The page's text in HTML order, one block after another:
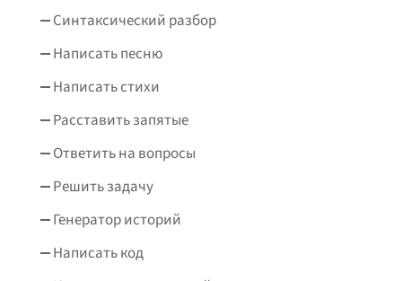
Синтаксический разбор
Написать песню
Написать стихи
Расставить запятые
Ответить на вопросы
Решить задачу
Генератор историй
Написать код